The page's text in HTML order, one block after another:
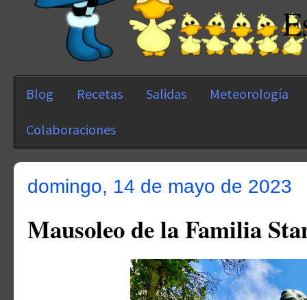
Blog Recetas Salidas Meteorología
Colaboraciones
domingo, 14 de mayo de 2023
Mausoleo de la Familia